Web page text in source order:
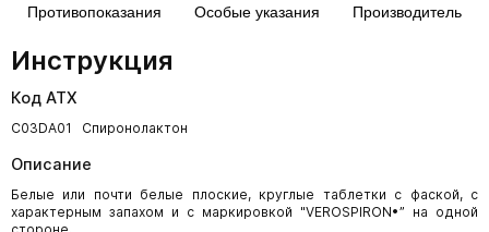
Противопоказания Особые указания Производитель
Инструкция
Код АТХ
C03DA01 Спиронолактон
Описание
Белые или почти белые плоские, круглые таблетки с фаской, с
характерным запахом и с маркировкой "VEROSPIRON•” на одной